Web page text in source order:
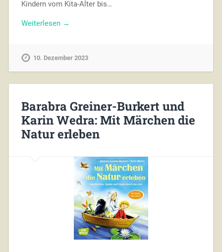
Kindern vom Kita-Alter bis…
Weiterlesen →
10. Dezember 2023
Barabra Greiner-Burkert und
Karin Wedra: Mit Märchen die
Natur erleben